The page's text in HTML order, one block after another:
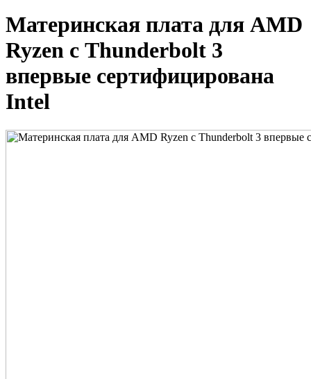
Материнская плата для AMD
Ryzen с Thunderbolt 3
впервые сертифицирована
Intel